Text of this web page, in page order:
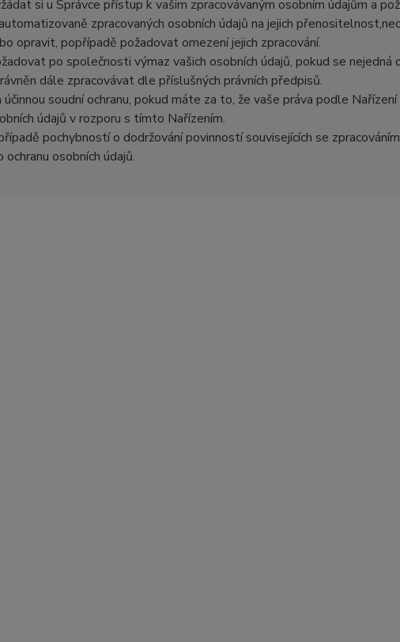
si u Správce přístup k vašim zpracovávaným osobním údajům a
zpracovaných osobních údajů na jejich
opravit, popřípadě požadovat omezení jejich zpracování.
po společnosti výmaz vašich osobních údajů, pokud se
dále zpracovávat dle příslušných právních předpisů.
účinnou soudní ochranu, pokud máte za to, že vaše práva podle
údajů v rozporu s tímto Nařízením.
pochybností o dodržování povinností souvisejících se
ochranu osobních údajů.